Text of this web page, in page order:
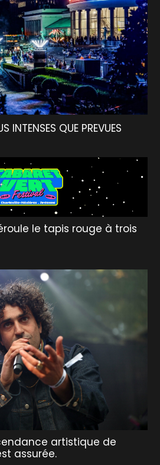
INTENSES QUE PREVUES
le tapis rouge à trois
artistique de
assurée.